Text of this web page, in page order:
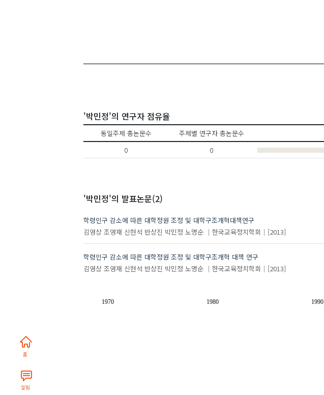
홈
알림
'박민정'의 연구자 점유율
동일주제 총논문수 주제별 연구자 총논문수
0
0
'박민정'의 발표논문(2)
학령인구 감소에 따른 대학정원 조정 및 대학구조개혁대책연구
김영상 조영재 신현석 반상진 박민정 노명순 한국교육정치학회 [2013]
학령인구 감소에 따른 대학정원 조정 및 대학구조개혁 대책 연구
김영상 조영재 신현석 반상진 박민정 노명순 한국교육정치학회 [2013]
1970 1980 1990